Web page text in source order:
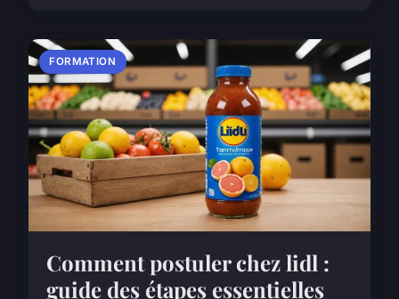
FORMATION
Comment postuler chez lidl :
guide des étapes essentielles